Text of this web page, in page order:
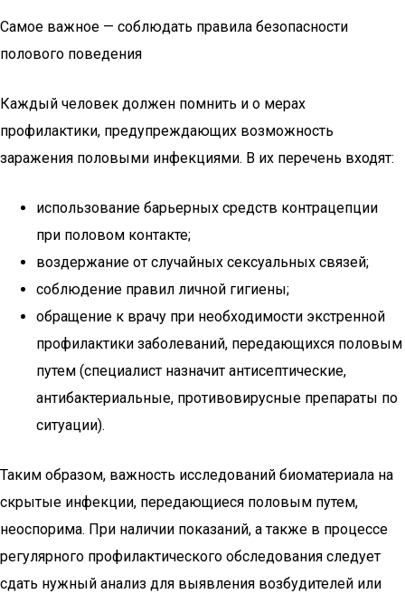
Самое важное — соблюдать правила безопасности
полового поведения
Каждый человек должен помнить и о мерах
профилактики, предупреждающих возможность
заражения половыми инфекциями. В их перечень входят:
использование барьерных средств контрацепции
при половом контакте;
воздержание от случайных сексуальных связей;
соблюдение правил личной гигиены;
обращение к врачу при необходимости экстренной
профилактики заболеваний, передающихся половым
путем (специалист назначит антисептические,
антибактериальные, противовирусные препараты по
ситуации).
Таким образом, важность исследований биоматериала на
скрытые инфекции, передающиеся половым путем,
неоспорима. При наличии показаний, а также в процессе
регулярного профилактического обследования следует
сдать нужный анализ для выявления возбудителей или